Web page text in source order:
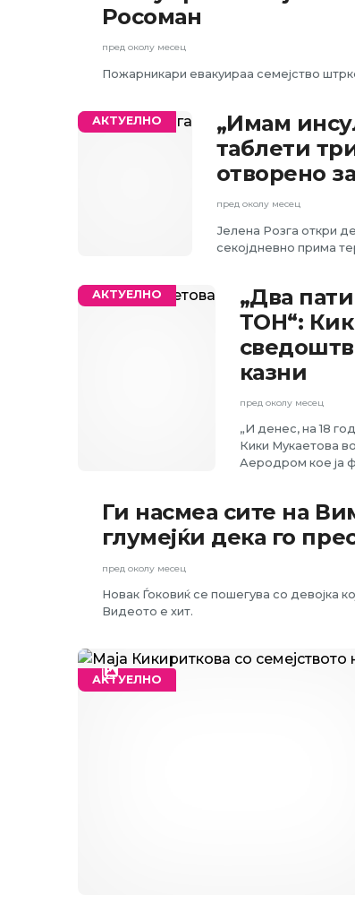
Росоман
пред околу месец
Пожарникари евакуираа семејство
АКТУЕЛНО
„Имам
таблети
отворено
пред околу месец
Јелена Розга откри
секојдневно прима
АКТУЕЛНО
„Два
ТОН“:
казни
пред околу месец
„И денес, на 18
Кики Мукаетова
Аеродром кое ја
АКТУЕЛНО
Ги насмеа сите на
глумејќи дека го
пред околу месец
Новак Ѓоковиќ се пошегува со девојка
Видеото е хит.
АКТУЕЛНО